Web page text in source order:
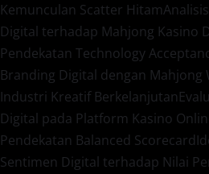
Kemunculan Scatter Hitam
Digital terhadap Mahjong Kasino
Pendekatan Technology
Branding Digital dengan Mahjong
Industri Kreatif Berkelanjutan
Digital pada Platform Kasino
Pendekatan Balanced Scorecard
Sentimen Digital terhadap Nilai